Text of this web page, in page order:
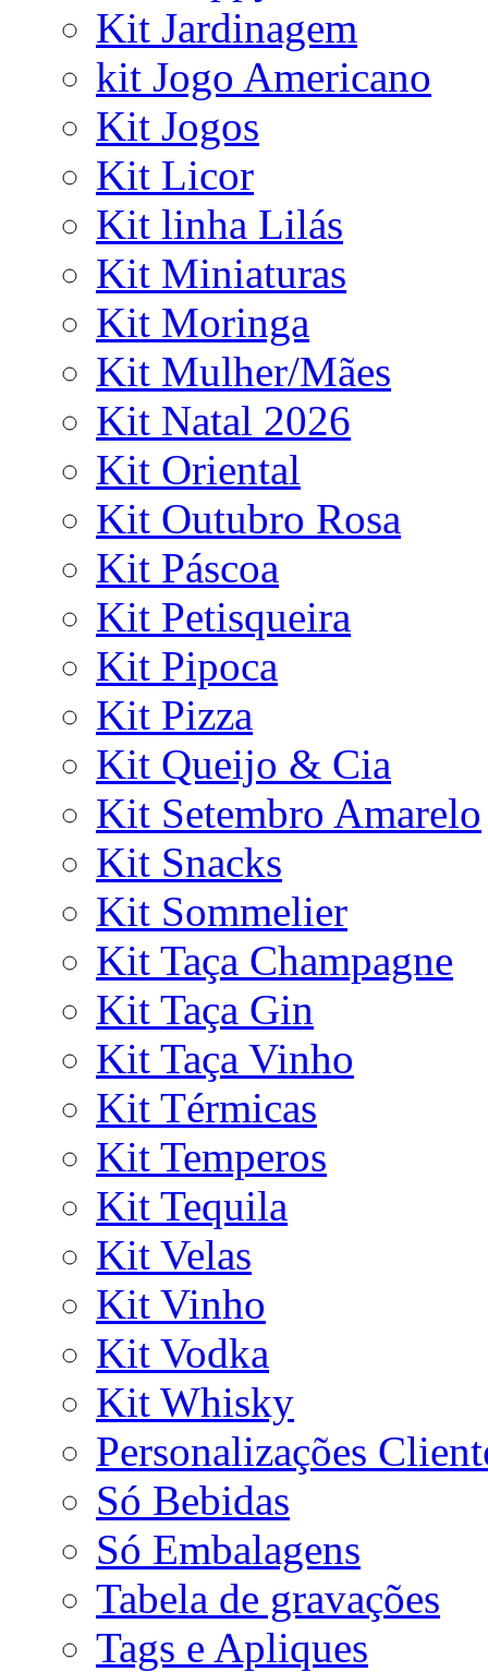
Kit Jardinagem
kit Jogo Americano
Kit Jogos
Kit Licor
Kit linha Lilás
Kit Miniaturas
Kit Moringa
Kit Mulher/Mães
Kit Natal 2026
Kit Oriental
Kit Outubro Rosa
Kit Páscoa
Kit Petisqueira
Kit Pipoca
Kit Pizza
Kit Queijo & Cia
Kit Setembro Amarelo
Kit Snacks
Kit Sommelier
Kit Taça Champagne
Kit Taça Gin
Kit Taça Vinho
Kit Térmicas
Kit Temperos
Kit Tequila
Kit Velas
Kit Vinho
Kit Vodka
Kit Whisky
Personalizações
Só Bebidas
Só Embalagens
Tabela de gravações
Tags e Apliques